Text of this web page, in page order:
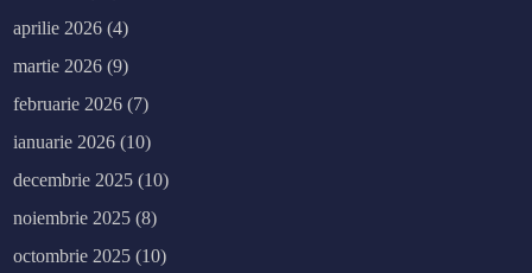
aprilie 2026 (4)
martie 2026 (9)
februarie 2026 (7)
ianuarie 2026 (10)
decembrie 2025 (10)
noiembrie 2025 (8)
octombrie 2025 (10)